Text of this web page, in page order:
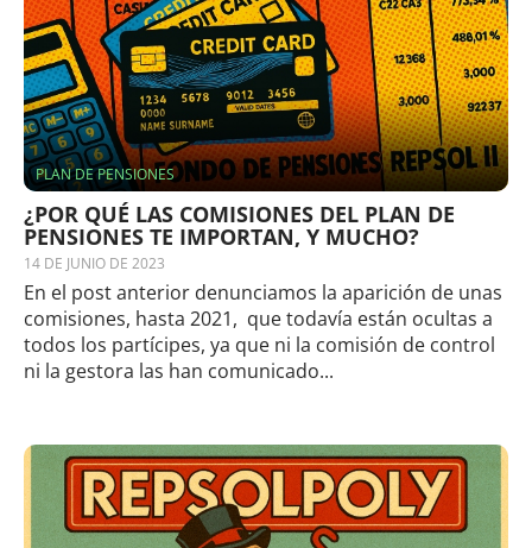
PLAN DE PENSIONES
¿POR QUÉ LAS COMISIONES DEL PLAN DE
PENSIONES TE IMPORTAN, Y MUCHO?
14 DE JUNIO DE 2023
En el post anterior denunciamos la aparición de unas
comisiones, hasta 2021, que todavía están ocultas a
todos los partícipes, ya que ni la comisión de control
ni la gestora las han comunicado...